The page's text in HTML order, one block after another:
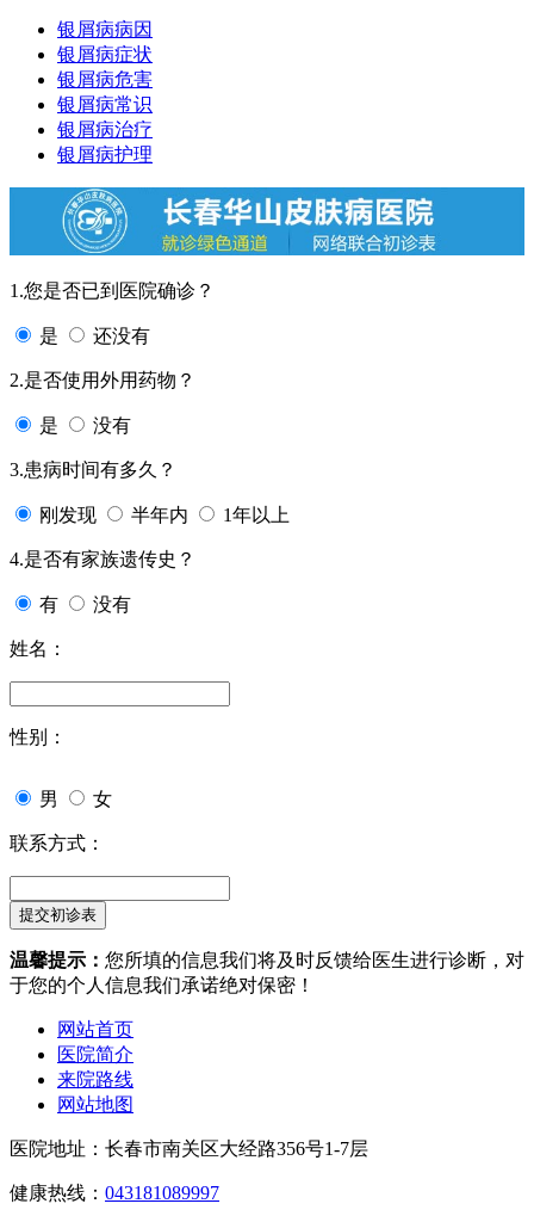
银屑病病因
银屑病症状
银屑病危害
银屑病常识
银屑病治疗
银屑病护理
1.您是否已到医院确诊？
是 还没有
2.是否使用外用药物？
是 没有
3.患病时间有多久？
刚发现 半年内 1年以上
4.是否有家族遗传史？
有 没有
姓名：
性别：
男 女
联系方式：
温馨提示： 您所填的信息我们将及时反馈给医生进行诊断，对
于您的个人信息我们承诺绝对保密！
网站首页
医院简介
来院路线
网站地图
医院地址：长春市南关区大经路356号1-7层
健康热线： 043181089997